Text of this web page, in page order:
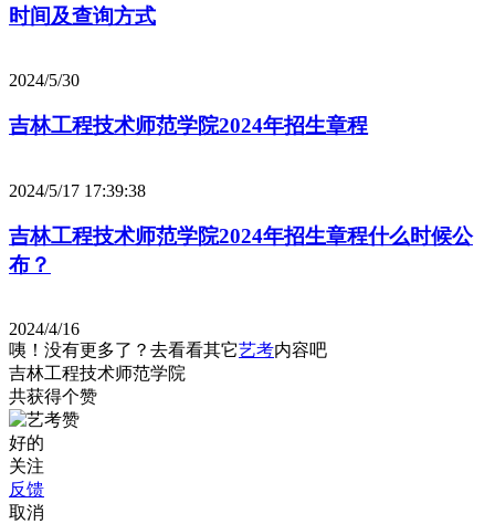
时间及查询方式
2024/5/30
吉林工程技术师范学院2024年招生章程
2024/5/17 17:39:38
吉林工程技术师范学院2024年招生章程什么时候公
布？
2024/4/16
咦！没有更多了？去看看其它艺考内容吧
吉林工程技术师范学院
共获得个赞
好的
关注
反馈
取消